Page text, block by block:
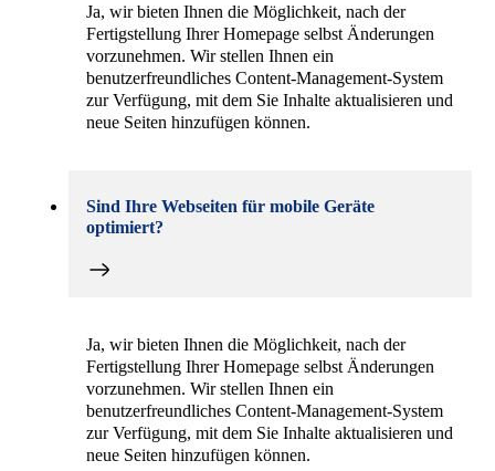
Ja, wir bieten Ihnen die Möglichkeit, nach der
Fertigstellung Ihrer Homepage selbst Änderungen
vorzunehmen. Wir stellen Ihnen ein
benutzerfreundliches Content-Management-System
zur Verfügung, mit dem Sie Inhalte aktualisieren und
neue Seiten hinzufügen können.
Sind Ihre Webseiten für mobile Geräte
optimiert?
Ja, wir bieten Ihnen die Möglichkeit, nach der
Fertigstellung Ihrer Homepage selbst Änderungen
vorzunehmen. Wir stellen Ihnen ein
benutzerfreundliches Content-Management-System
zur Verfügung, mit dem Sie Inhalte aktualisieren und
neue Seiten hinzufügen können.